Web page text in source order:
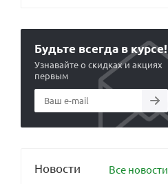
Будьте всегда в курсе!
Узнавайте о скидках и акциях
первым
Новости Все новости